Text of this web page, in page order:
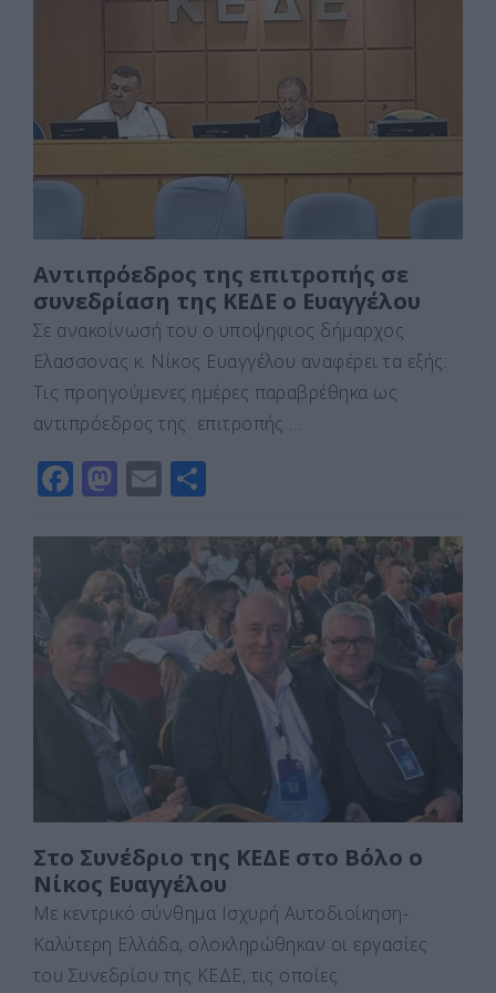
o
k
o
n
σ
ίτ
ε
Αντιπρόεδρος της επιτροπής σε
συνεδρίαση της ΚΕΔΕ ο Ευαγγέλου
Σε ανακοίνωσή του ο υποψηφιος δήμαρχος
Ελασσονας κ. Νίκος Ευαγγέλου αναφέρει τα εξής:
Τις προηγούμενες ημέρες παραβρέθηκα ως
αντιπρόεδρος της επιτροπής …
F
c
e
b
o
o
k
M
st
o
d
o
n
E
ai ρ
α
σ
τε
ίτ
Στο Συνέδριο της ΚΕΔΕ στο Βόλο ο
Νίκος Ευαγγέλου
Με κεντρικό σύνθημα Ισχυρή Αυτοδιοίκηση-
Καλύτερη Ελλάδα, ολοκληρώθηκαν οι εργασίες
του Συνεδρίου της ΚΕΔΕ, τις οποίες